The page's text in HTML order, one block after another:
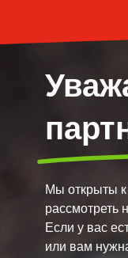
Мы открыты к
рассмотреть
Если у вас
или вам